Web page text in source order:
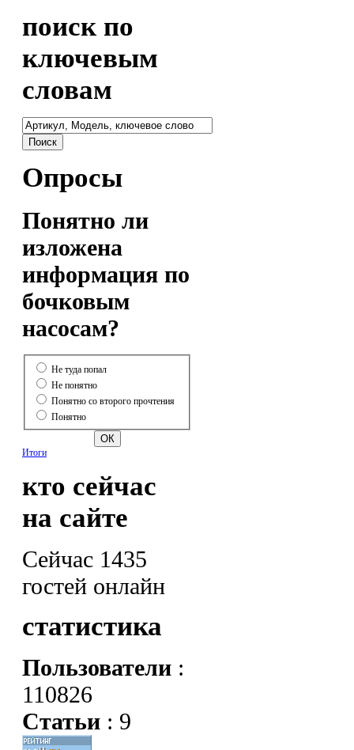
поиск по
ключевым
словам
Опросы
Понятно ли
изложена
информация по
бочковым
насосам?
Не туда попал
Не понятно
Понятно со второго прочтения
Понятно
Итоги
кто сейчас
на сайте
Сейчас 1435
гостей онлайн
статистика
Пользователи :
110826
Статьи : 9